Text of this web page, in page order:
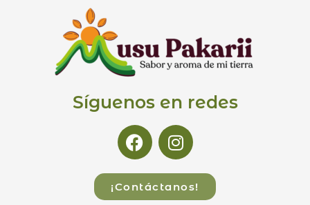
Síguenos en redes
¡Contáctanos!